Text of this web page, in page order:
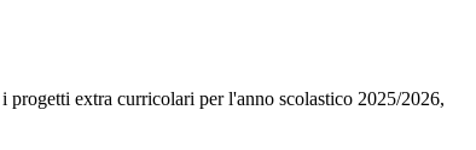
extra curricolari per l'anno scolastico 2025/2026,